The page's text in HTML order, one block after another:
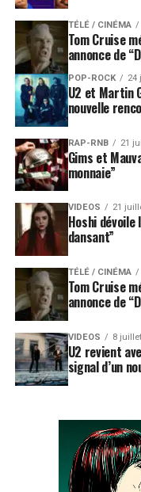
TÉLÉ / CINÉMA
Tom Cruise
annonce de
POP-ROCK 24
U2 et Martin
nouvelle
RAP-RNB 21
Gims et
monnaie”
VIDEOS 21
Hoshi
dansant”
TÉLÉ / CINÉMA
Tom Cruise
annonce de
VIDEOS 8
U2 revient
signal d’un